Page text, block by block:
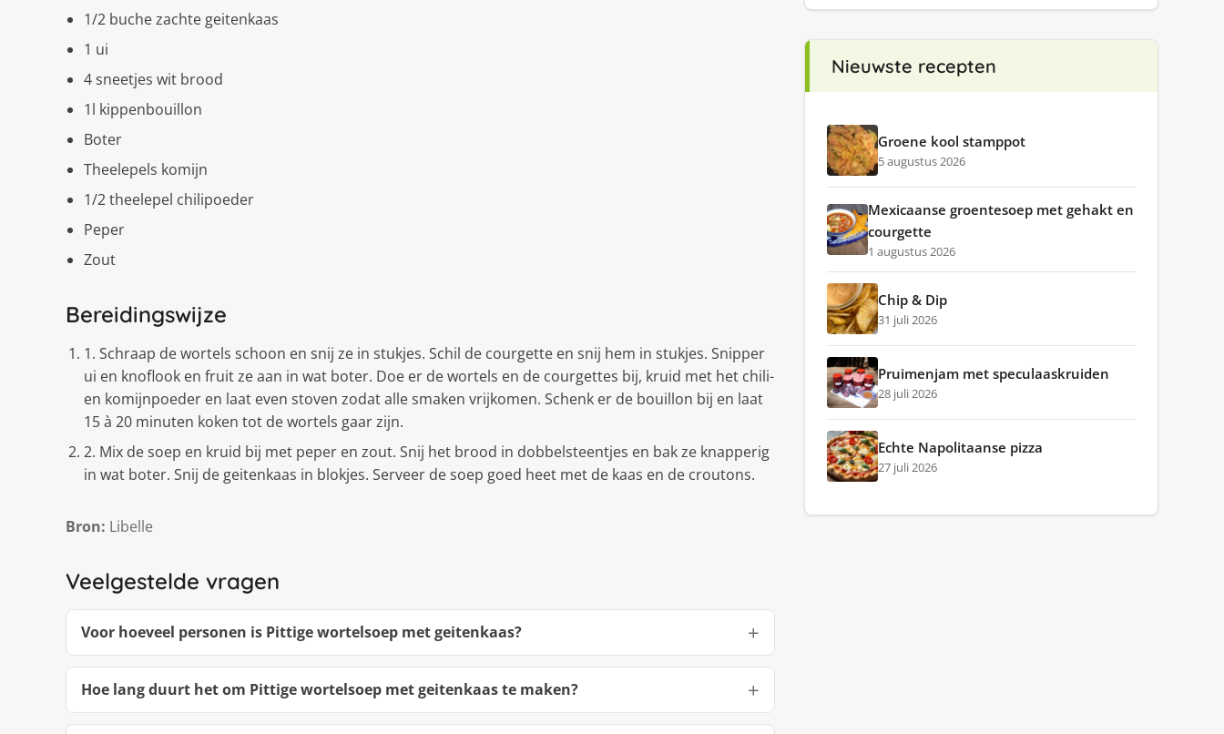
1/2 buche zachte geitenkaas
1 ui
4 sneetjes wit brood
1l kippenbouillon
Boter
Theelepels komijn
1/2 theelepel chilipoeder
Peper
Zout
Bereidingswijze
1. Schraap de wortels schoon en snij ze in stukjes. Schil de courgette en snij hem in stukjes. Snipper
ui en knoflook en fruit ze aan in wat boter. Doe er de wortels en de courgettes bij, kruid met het chili-
en komijnpoeder en laat even stoven zodat alle smaken vrijkomen. Schenk er de bouillon bij en laat
15 à 20 minuten koken tot de wortels gaar zijn.
2. Mix de soep en kruid bij met peper en zout. Snij het brood in dobbelsteentjes en bak ze knapperig
in wat boter. Snij de geitenkaas in blokjes. Serveer de soep goed heet met de kaas en de croutons.
Bron: Libelle
Veelgestelde vragen
Voor hoeveel personen is Pittige wortelsoep met geitenkaas?
Hoe lang duurt het om Pittige wortelsoep met geitenkaas te maken?
Nieuwste recepten
Groene kool stamppot
5 augustus 2026
Mexicaanse groentesoep met gehakt en
courgette
1 augustus 2026
Chip & Dip
31 juli 2026
Pruimenjam met speculaaskruiden
28 juli 2026
Echte Napolitaanse pizza
27 juli 2026